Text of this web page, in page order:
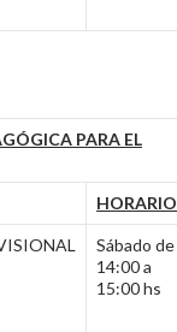
PARA EL
HORARIO
Sábado de
14:00 a
15:00 hs